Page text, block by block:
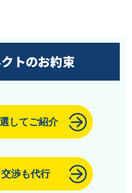
トのお約束
してご紹介
渉も代行